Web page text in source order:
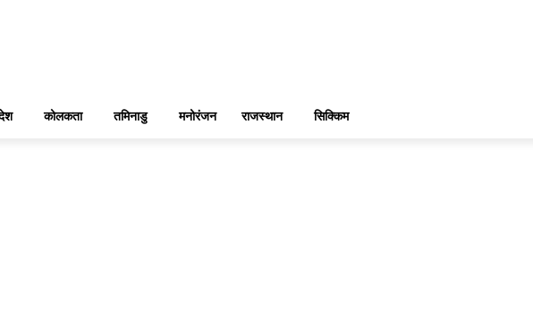
कोलकता तमिनाडु मनोरंजन राजस्थान सिक्किम